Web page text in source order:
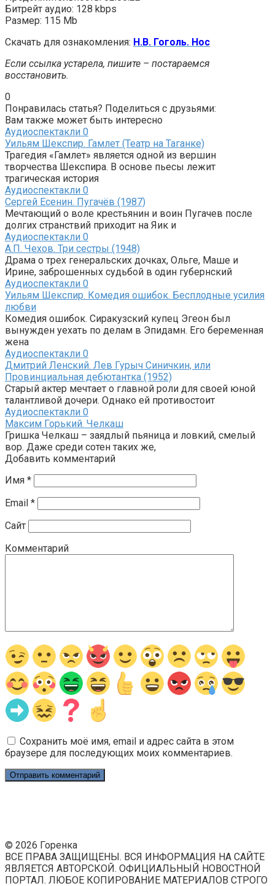
Битрейт аудио: 128 kbps
Размер: 115 Mb
Скачать для ознакомления: Н.В. Гоголь. Нос
Если ссылка устарела, пишите – постараемся
восстановить.
0
Понравилась статья? Поделиться с друзьями:
Вам также может быть интересно
Аудиоспектакли 0
Уильям Шекспир. Гамлет (Театр на Таганке)
Трагедия «Гамлет» является одной из вершин
творчества Шекспира. В основе пьесы лежит
трагическая история
Аудиоспектакли 0
Сергей Есенин. Пугачёв (1987)
Мечтающий о воле крестьянин и воин Пугачев после
долгих странствий приходит на Яик и
Аудиоспектакли 0
А.П. Чехов. Три сестры (1948)
Драма о трех генеральских дочках, Ольге, Маше и
Ирине, заброшенных судьбой в один губернский
Аудиоспектакли 0
Уильям Шекспир. Комедия ошибок. Бесплодные усилия
любви
Комедия ошибок. Сиракузский купец Эгеон был
вынужден уехать по делам в Эпидамн. Его беременная
жена
Аудиоспектакли 0
Дмитрий Ленский. Лев Гурыч Синичкин, или
Провинциальная дебютантка (1952)
Старый актер мечтает о главной роли для своей юной
талантливой дочери. Однако ей противостоит
Аудиоспектакли 0
Максим Горький. Челкаш
Гришка Челкаш – заядлый пьяница и ловкий, смелый
вор. Даже среди сотен таких же,
Добавить комментарий
Имя *
Email *
Сайт
Комментарий
Сохранить моё имя, email и адрес сайта в этом
браузере для последующих моих комментариев.
© 2026 Горенка
ВСЕ ПРАВА ЗАЩИЩЕНЫ. ВСЯ ИНФОРМАЦИЯ НА САЙТЕ
ЯВЛЯЕТСЯ АВТОРСКОЙ. ОФИЦИАЛЬНЫЙ НОВОСТНОЙ
ПОРТАЛ. ЛЮБОЕ КОПИРОВАНИЕ МАТЕРИАЛОВ СТРОГО